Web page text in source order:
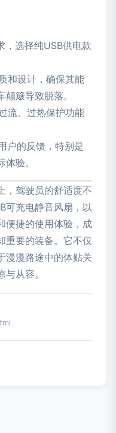
，选择纯USB供电款
和设计，确保其能
簸导致脱落。
流、过热保护功能
户的反馈，特别是
验。
，驾驶员的舒适度不
可充电静音风扇，以
便捷的使用体验，成
重要的装备。它不仅
漫漫路途中的体贴关
从容。